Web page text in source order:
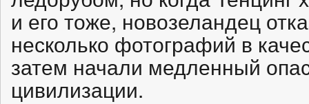
и его тоже, новозеландец
несколько фотографий в
затем начали медленный
цивилизации.